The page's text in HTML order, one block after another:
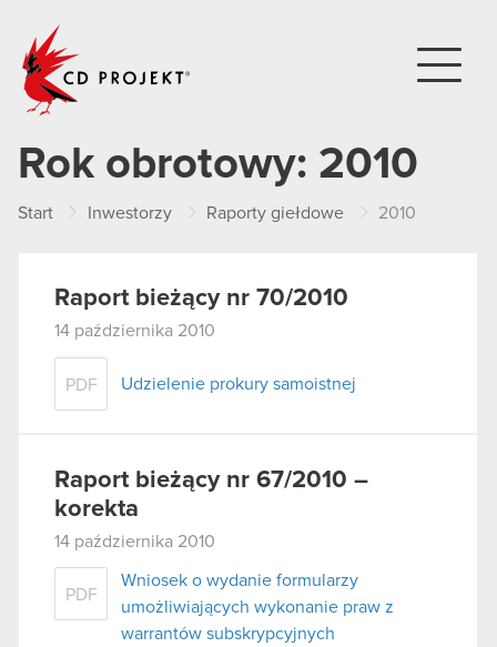
Rok obrotowy: 2010
Start Inwestorzy Raporty giełdowe 2010
Raport bieżący nr 70/2010
14 października 2010
PDF Udzielenie prokury samoistnej
Raport bieżący nr 67/2010 –
korekta
14 października 2010
PDF
Wniosek o wydanie formularzy
umożliwiających wykonanie praw z
warrantów subskrypcyjnych